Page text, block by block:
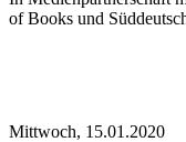
of Books und
Mittwoch, 15.01.2020